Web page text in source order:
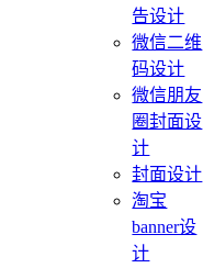
告设计
微信二维
码设计
微信朋友
圈封面设
计
封面设计
淘宝
banner设
计